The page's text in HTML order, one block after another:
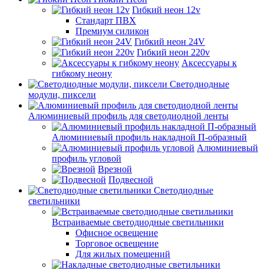
Гибкий неон 12v
Стандарт ПВХ
Премиум силикон
Гибкий неон 24V
Гибкий неон 220v
Аксессуары к
гибкому неону
Светодиодные
модули, пиксели
Алюминиевый профиль для светодиодной ленты
Алюминиевый профиль накладной П-образный
Алюминиевый
профиль угловой
Врезной
Подвесной
Светодиодные
светильники
Встраиваемые светодиодные светильники
Офисное освещение
Торговое освещение
Для жилых помещений